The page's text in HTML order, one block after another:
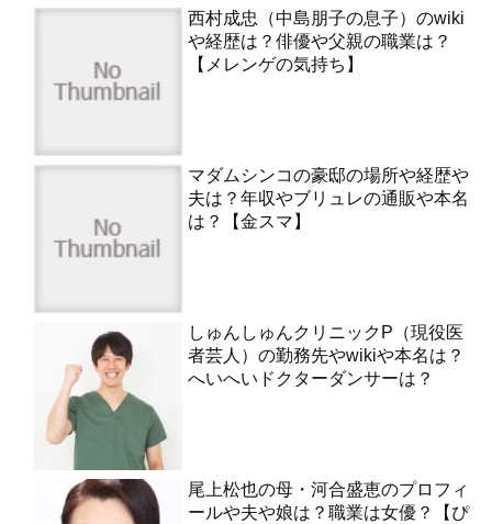
西村成忠（中島朋子の息子）のwiki
や経歴は？俳優や父親の職業は？
【メレンゲの気持ち】
マダムシンコの豪邸の場所や経歴や
夫は？年収やブリュレの通販や本名
は？【金スマ】
しゅんしゅんクリニックP（現役医
者芸人）の勤務先やwikiや本名は？
へいへいドクターダンサーは？
尾上松也の母・河合盛恵のプロフィ
ールや夫や娘は？職業は女優？【ぴ